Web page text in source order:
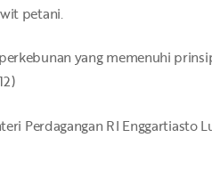
petani.
yang memenuhi
Perdagangan RI Enggartiasto